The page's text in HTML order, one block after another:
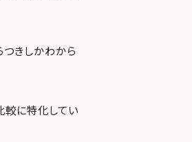
つきしかわから
較に特化してい